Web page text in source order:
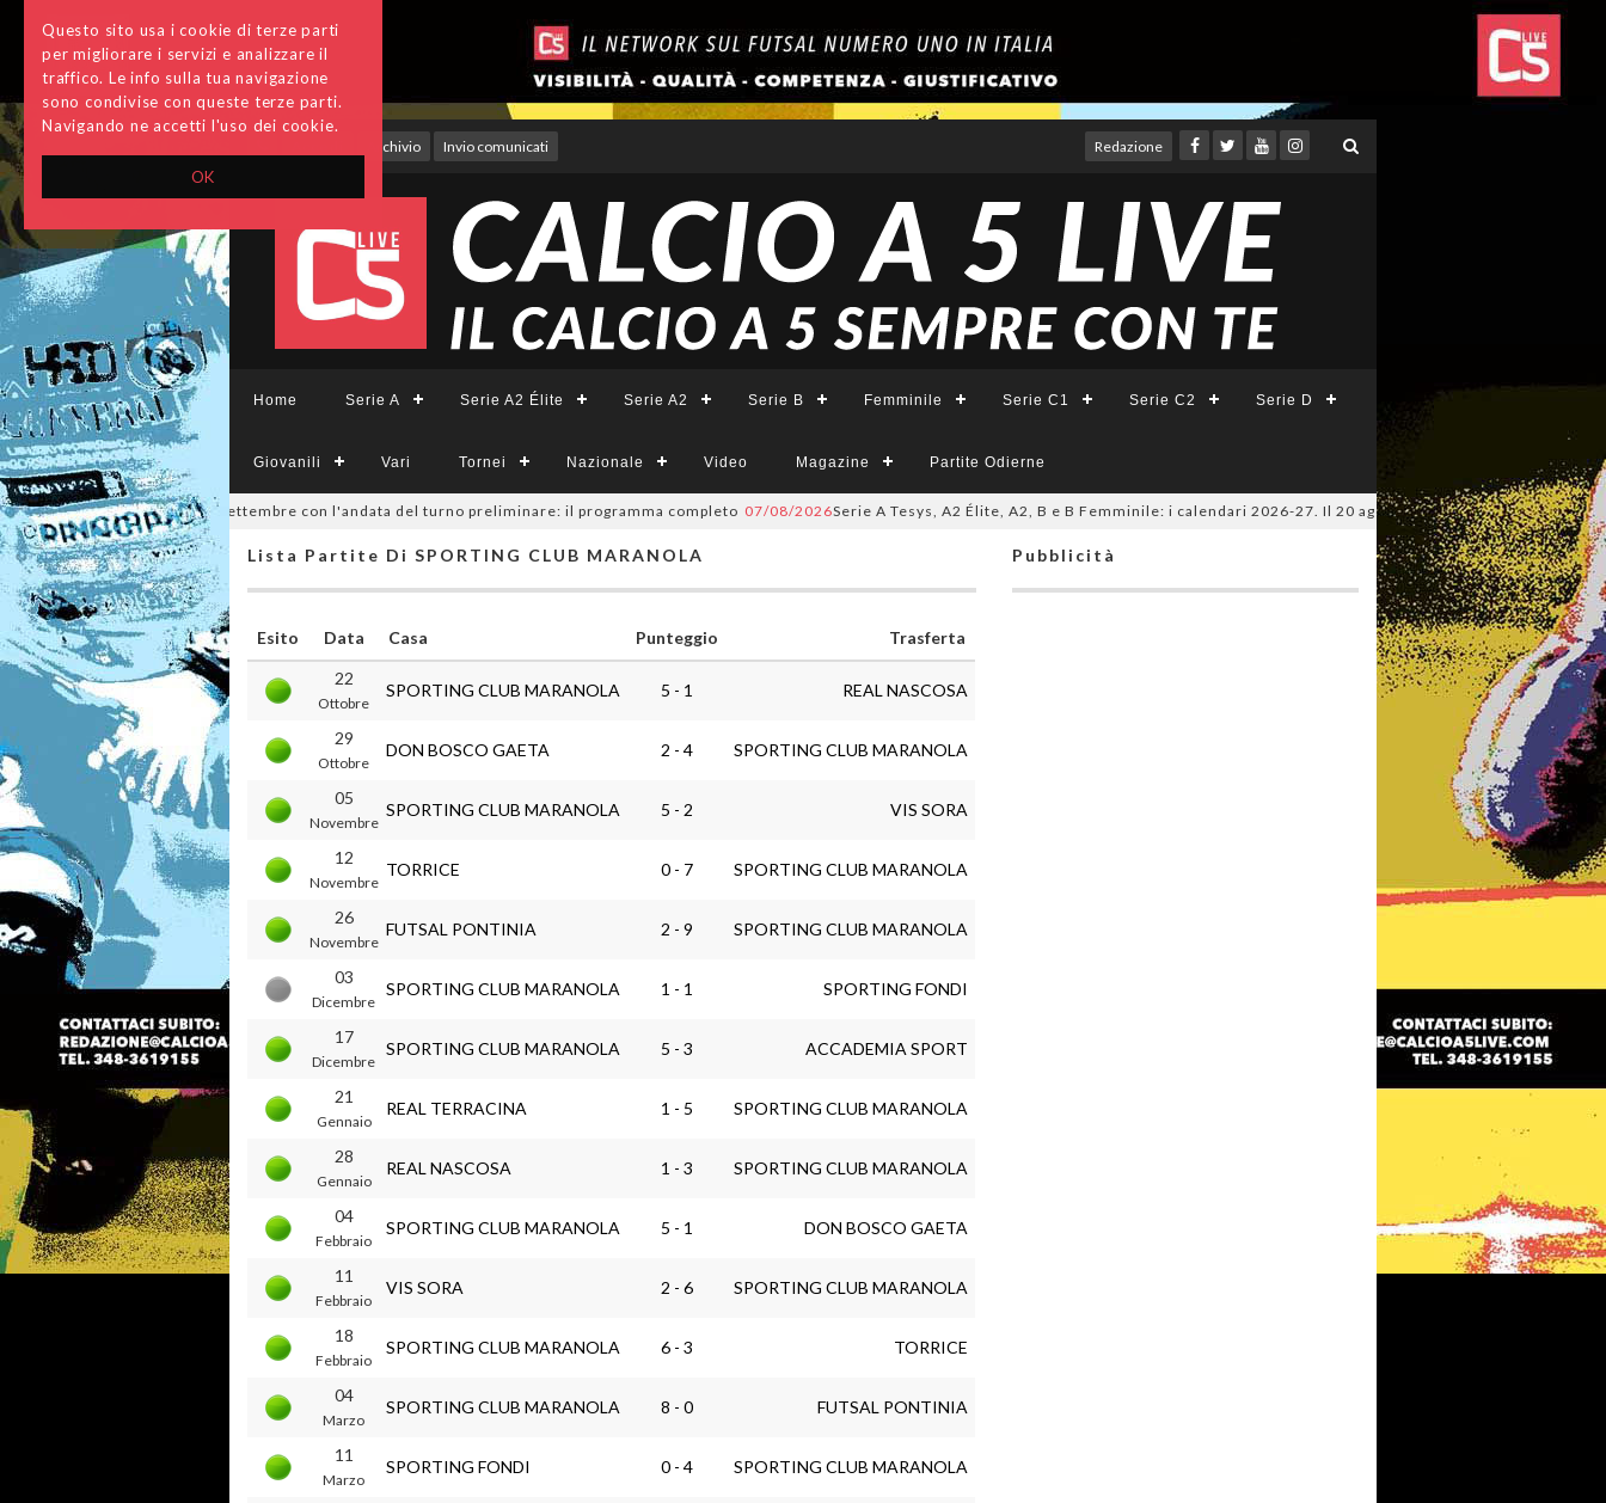
OK
Questo sito usa i cookie di terze parti
per migliorare i servizi e analizzare il
traffico. Le info sulla tua navigazione
sono condivise con queste terze parti.
Navigando ne accetti l'uso dei cookie.
Archivio Invio comunicati Redazione
Home Serie A Serie A2 Élite Serie A2 Serie B Femminile Serie C1 Serie C2 Serie D
Giovanili Vari Tornei Nazionale Video Magazine Partite Odierne
Divisione, si parte il 19 settembre con l'andata del turno preliminare: il programma completo 07/08/2026Serie A Tesys, A2 Élite, A2, B e B Femminile: i calendari 2026-27. Il 20 agosto la presentazione della Serie A
Lista Partite Di SPORTING CLUB MARANOLA
Esito Data Casa Punteggio
Trasferta
22
Ottobre
SPORTING CLUB MARANOLA 5 - 1 REAL NASCOSA
29
Ottobre
DON BOSCO GAETA 2 - 4 SPORTING CLUB MARANOLA
05
Novembre
SPORTING CLUB MARANOLA 5 - 2 VIS SORA
12
Novembre
TORRICE 0 - 7 SPORTING CLUB MARANOLA
26
Novembre
FUTSAL PONTINIA 2 - 9 SPORTING CLUB MARANOLA
03
Dicembre
SPORTING CLUB MARANOLA 1 - 1 SPORTING FONDI
17
Dicembre
SPORTING CLUB MARANOLA 5 - 3 ACCADEMIA SPORT
21
Gennaio
REAL TERRACINA 1 - 5 SPORTING CLUB MARANOLA
28
Gennaio
REAL NASCOSA 1 - 3 SPORTING CLUB MARANOLA
04
Febbraio
SPORTING CLUB MARANOLA 5 - 1 DON BOSCO GAETA
11
Febbraio
VIS SORA 2 - 6 SPORTING CLUB MARANOLA
18
Febbraio
SPORTING CLUB MARANOLA 6 - 3 TORRICE
04
Marzo
SPORTING CLUB MARANOLA 8 - 0 FUTSAL PONTINIA
11
Marzo
SPORTING FONDI 0 - 4 SPORTING CLUB MARANOLA
Pubblicità